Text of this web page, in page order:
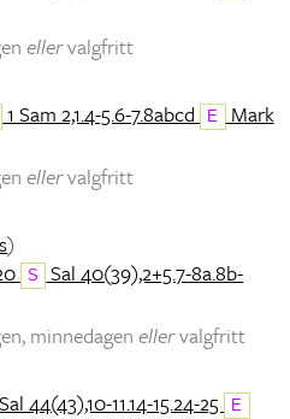
ellervalgfritt
1 Sam 2,1.4-5.6-7.8abcd E Mark
ellervalgfritt
)
S
Sal 40(39),2+5.7-8a.8b-
minnedagen ellervalgfritt
Sal 44(43),10-11.14-15.24-25 E